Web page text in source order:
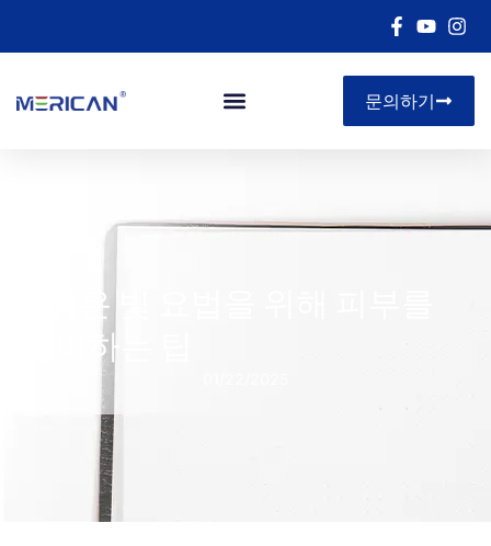
문의하기
5 붉은 빛 요법을 위해 피부를
준비하는 팁